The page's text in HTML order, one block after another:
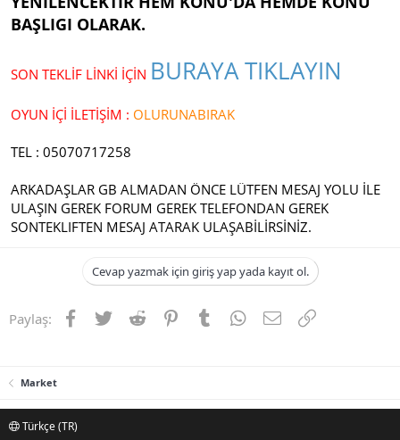
BAŞLIGI OLARAK.
SON TEKLİF LİNKİ İÇİN BURAYA TIKLAYIN
OYUN İÇİ İLETİŞİM : OLURUNABIRAK
TEL : 05070717258
ARKADAŞLAR GB ALMADAN ÖNCE LÜTFEN MESAJ YOLU İLE
ULAŞIN GEREK FORUM GEREK TELEFONDAN GEREK
SONTEKLIFTEN MESAJ ATARAK ULAŞABİLİRSİNİZ.
Cevap yazmak için giriş yap yada kayıt ol.
Paylaş: Facebook
TwitterReddit PinterestTumblrWhatsApp
E-postaLink
Market
Türkçe (TR)